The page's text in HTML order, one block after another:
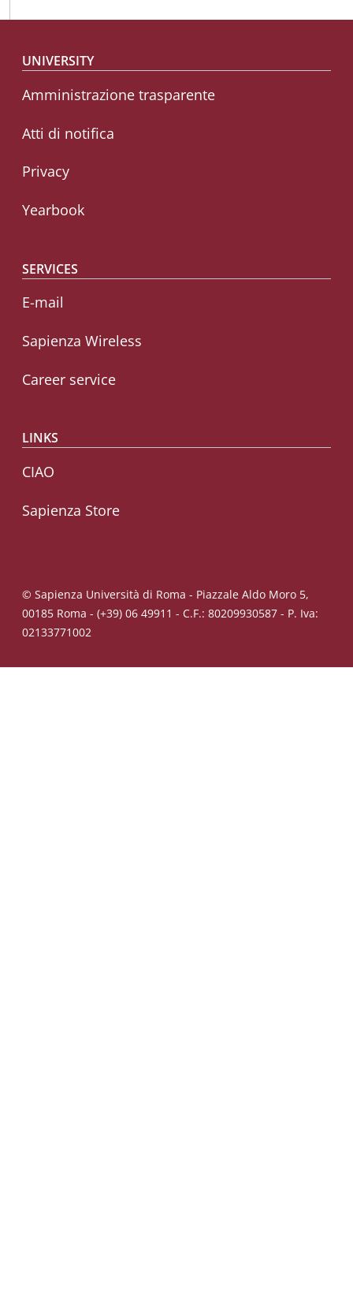
Footer menu
UNIVERSITY
Amministrazione trasparente
Atti di notifica
Privacy
Yearbook
SERVICES
E-mail
Sapienza Wireless
Career service
LINKS
CIAO
Sapienza Store
© Sapienza Università di Roma - Piazzale Aldo Moro 5,
00185 Roma - (+39) 06 49911 - C.F.: 80209930587 - P. Iva:
02133771002